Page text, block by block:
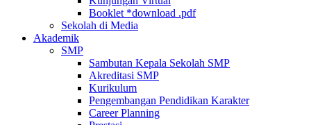
Booklet *download .pdf
Sekolah di Media
Akademik
SMP
Sambutan Kepala Sekolah SMP
Akreditasi SMP
Kurikulum
Pengembangan Pendidikan Karakter
Career Planning